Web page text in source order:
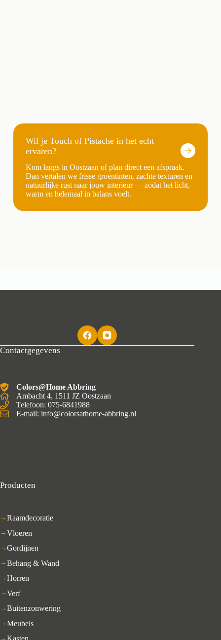
Wil je Touch of Pistache in het echt
ervaren?
Kom langs in Oostzaan of plan direct een afspraak.
Dan vertalen we frisse groentinten, zachte texturen en
natuurlijke rust naar jouw interieur — zodat het licht,
warm en helemaal in balans voelt.
Contactgegevens
Colors@Home Abbring
Ambacht 4, 1511 JZ Oostzaan
Telefoon: 075-6841988
E-mail: info@colorsathome-abbring.nl
Producten
Raamdecoratie
Vloeren
Gordijnen
Behang & Wand
Horren
Verf
Buitenzonwering
Meubels